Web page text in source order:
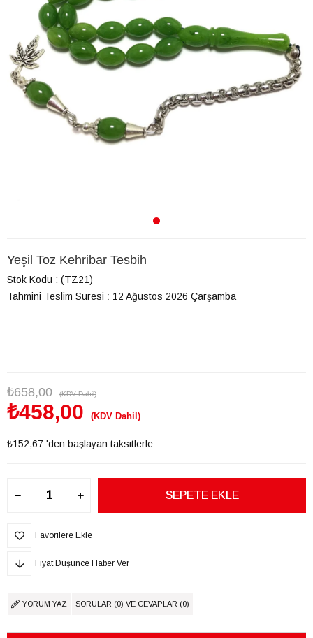
Yeşil Toz Kehribar Tesbih
Stok Kodu
(TZ21)
Tahmini Teslim Süresi : 12 Ağustos 2026 Çarşamba
₺658,00 (KDV Dahil)
₺458,00 (KDV Dahil)
₺152,67 'den başlayan taksitlerle
Favorilere Ekle
Fiyat Düşünce Haber Ver
YORUM YAZ SORULAR (0) VE CEVAPLAR (0)